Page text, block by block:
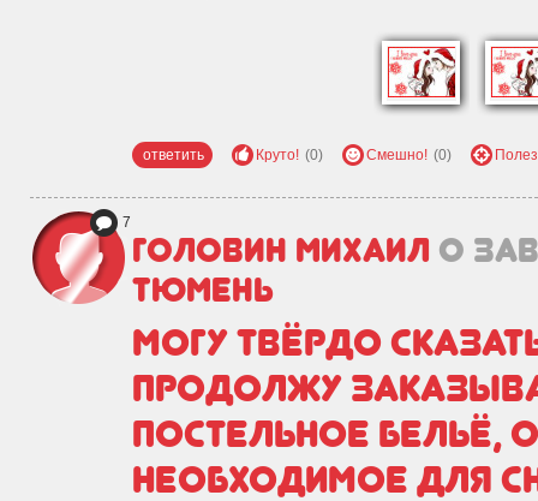
ответить Круто! (0) Смешно! (0)
7
Головин Михаил о
Тюмень
Могу твёрдо
продолжу
постельное бельё,
необходимое для